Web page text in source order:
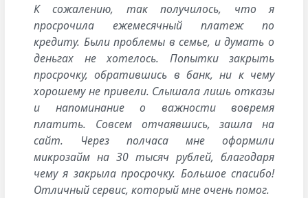
К сожалению, так получилось, что я
просрочила ежемесячный платеж по
кредиту. Были проблемы в семье, и думать о
деньгах не хотелось. Попытки закрыть
просрочку, обратившись в банк, ни к чему
хорошему не привели. Слышала лишь отказы
и напоминание о важности вовремя
платить. Совсем отчаявшись, зашла на
сайт. Через полчаса мне оформили
микрозайм на 30 тысяч рублей, благодаря
чему я закрыла просрочку. Большое спасибо!
Отличный сервис, который мне очень помог.